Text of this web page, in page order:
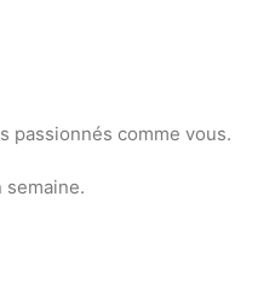
passionnés comme vous.
semaine.